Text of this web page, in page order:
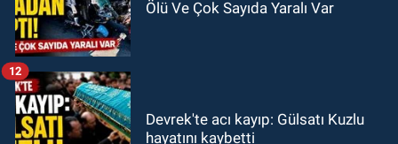
Ölü Ve Çok Sayıda Yaralı Var
Devrek'te acı kayıp: Gülsatı Kuzlu
hayatını kaybetti
12